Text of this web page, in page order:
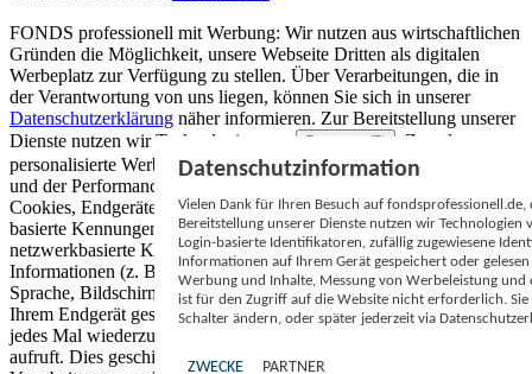
FONDS professionell mit Werbung: Wir nutzen aus wirtschaftlichen
Gründen die Möglichkeit, unsere Webseite Dritten als digitalen
Werbeplatz zur Verfügung zu stellen. Über Verarbeitungen, die in
der Verantwortung von uns liegen, können Sie sich in unserer
Datenschutzerklärung näher informieren. Zur Bereitstellung unserer
Dienste nutzen wir Technologien von
Partnern (5)
. Zwecke:
personalisierte Werbung und Inhalte, Messung von Werbeleistung
und der Performance von Inhalten sowie Zielgruppenforschung.
Cookies, Endgeräte- oder ähnliche Online-Kennungen (z. B. login-
basierte Kennungen, zufällig generierte Kennungen,
netzwerkbasierte Kennungen) können zusammen mit anderen
Informationen (z. B. Browsertyp und Browserinformationen,
Sprache, Bildschirmgröße, unterstützte Technologien usw.) auf
Ihrem Endgerät gespeichert oder von dort ausgelesen werden, um es
jedes Mal wiederzuerkennen, wenn es eine App oder einer Webseite
aufruft. Dies geschieht für einen oder mehrere der hier aufgeführten
Datenschutzinformation
Vielen Dank für Ihren Besuch auf
Bereitstellung unserer Dienste nutzen wir Technologien
Login-basierte Identifikatoren, zufällig zugewiesene
Informationen auf Ihrem Gerät gespeichert oder
Werbung und Inhalte, Messung von Werbeleistung
ist für den Zugriff auf die Website nicht erforderlich.
Schalter ändern, oder später jederzeit via
ZWECKE PARTNER